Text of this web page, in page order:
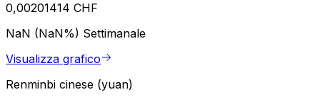
0,00201414 CHF
NaN (NaN%) Settimanale
Visualizza grafico
Renminbi cinese (yuan)